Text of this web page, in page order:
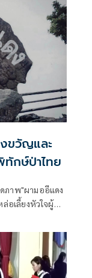
ขวัญและ
ทักษ์ป่าไทย
ภาพ"ผามออีแดง
อเลี้ยงหัวใจผู้